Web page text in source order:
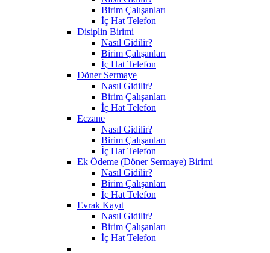
Birim Çalışanları
İç Hat Telefon
Disiplin Birimi
Nasıl Gidilir?
Birim Çalışanları
İç Hat Telefon
Döner Sermaye
Nasıl Gidilir?
Birim Çalışanları
İç Hat Telefon
Eczane
Nasıl Gidilir?
Birim Çalışanları
İç Hat Telefon
Ek Ödeme (Döner Sermaye) Birimi
Nasıl Gidilir?
Birim Çalışanları
İç Hat Telefon
Evrak Kayıt
Nasıl Gidilir?
Birim Çalışanları
İç Hat Telefon